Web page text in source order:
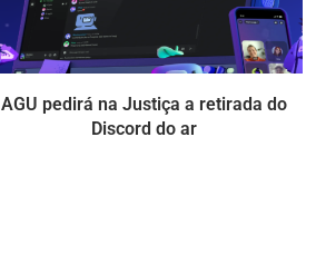
AGU pedirá na Justiça a retirada do
Discord do ar